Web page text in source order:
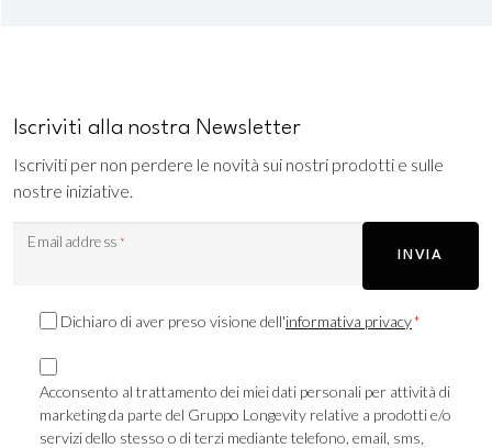
Iscriviti alla nostra Newsletter
Iscriviti per non perdere le novità sui nostri prodotti e sulle
nostre iniziative.
Email address *
INVIA
ConsensoDichiaro di aver preso visione dell'informativa privacy*
Consenso
Marketing
TLS
Acconsento al trattamento dei miei dati personali per attività di
marketing da parte del Gruppo Longevity relative a prodotti e/o
servizi dello stesso o di terzi mediante telefono, email, sms,